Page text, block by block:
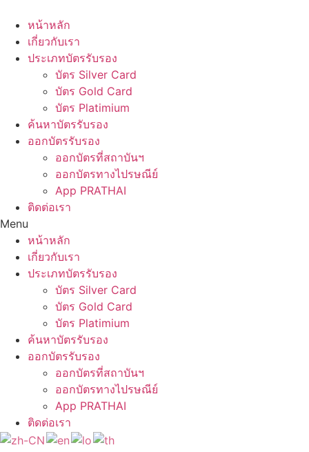
content
หน้าหลัก
เกี่ยวกับเรา
ประเภทบัตรรับรอง
บัตร Silver Card
บัตร Gold Card
บัตร Platimium
ค้นหาบัตรรับรอง
ออกบัตรรับรอง
ออกบัตรที่สถาบันฯ
ออกบัตรทางไปรษณีย์
App PRATHAI
ติดต่อเรา
Menu
หน้าหลัก
เกี่ยวกับเรา
ประเภทบัตรรับรอง
บัตร Silver Card
บัตร Gold Card
บัตร Platimium
ค้นหาบัตรรับรอง
ออกบัตรรับรอง
ออกบัตรที่สถาบันฯ
ออกบัตรทางไปรษณีย์
App PRATHAI
ติดต่อเรา